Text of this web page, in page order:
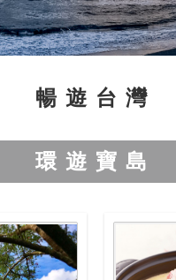
暢遊台灣
環遊寶島